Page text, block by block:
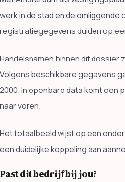
werk in de stad en de omliggende
registratiegegevens duiden op
Handelsnamen binnen dit dossier
Volgens beschikbare gegevens
2000. In openbare data komt een
naar voren.
Het totaalbeeld wijst op een
een duidelijke koppeling aan
Past dit bedrijf bij jou?